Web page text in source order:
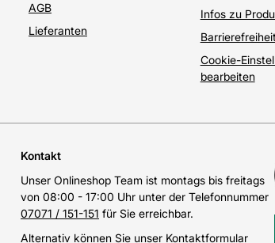
AGB
Lieferanten
Infos zu
Cookie-
bearbeiten
Kontakt
Unser Onlineshop Team ist montags bis freitags
von 08:00 - 17:00 Uhr unter der Telefonnummer
07071 / 151-151 für Sie erreichbar.
Alternativ können Sie unser Kontaktformular